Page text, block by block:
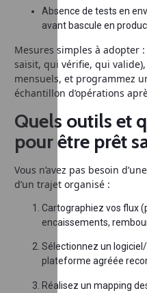
Absence de tests en
avant bascule en
Mesures simples à adopter
saisit, qui vérifie, qui
mensuels, et programmez
échantillon d’opérations
Quels outils et
pour être prêt
Vous n’avez pas besoin
d’un trajet organisé :
Cartographiez vos flux
encaissements,
Sélectionnez un
plateforme agréée
Réalisez un mapping